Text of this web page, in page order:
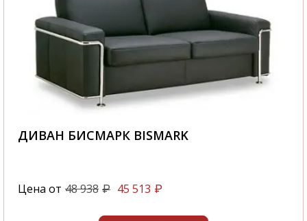
ДИВАН БИСМАРК BISMARK
Цена от 48 938 ₽ 45 513 ₽